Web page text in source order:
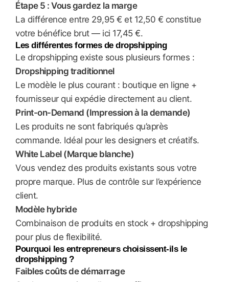
Étape 5 : Vous gardez la marge
La différence entre 29,95 € et 12,50 € constitue
votre bénéfice brut — ici 17,45 €.
Les différentes formes de dropshipping
Le dropshipping existe sous plusieurs formes :
Dropshipping traditionnel
Le modèle le plus courant : boutique en ligne +
fournisseur qui expédie directement au client.
Print-on-Demand (Impression à la demande)
Les produits ne sont fabriqués qu’après
commande. Idéal pour les designers et créatifs.
White Label (Marque blanche)
Vous vendez des produits existants sous votre
propre marque. Plus de contrôle sur l’expérience
client.
Modèle hybride
Combinaison de produits en stock + dropshipping
pour plus de flexibilité.
Pourquoi les entrepreneurs choisissent-ils le
dropshipping ?
Faibles coûts de démarrage